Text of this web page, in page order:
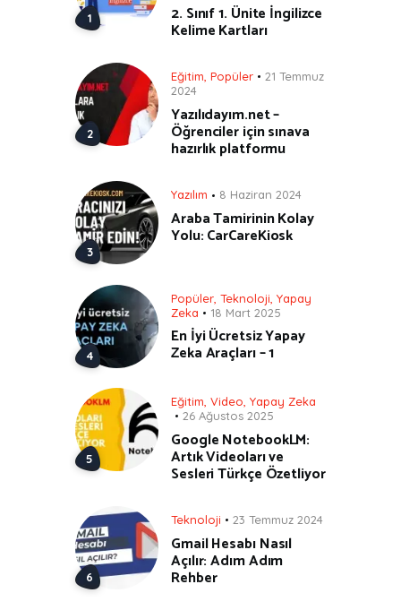
2. Sınıf 1. Ünite İngilizce
Kelime Kartları
Eğitim Popüler
21 Temmuz
2024
Yazılıdayım.net –
Öğrenciler için sınava
hazırlık platformu
Yazılım 8 Haziran 2024
Araba Tamirinin Kolay
Yolu: CarCareKiosk
Popüler Teknoloji Yapay
Zeka
18 Mart 2025
En İyi Ücretsiz Yapay
Zeka Araçları – 1
Eğitim Video Yapay Zeka
26 Ağustos 2025
Google NotebookLM:
Artık Videoları ve
Sesleri Türkçe Özetliyor
Teknoloji 23 Temmuz 2024
Gmail Hesabı Nasıl
Açılır: Adım Adım
Rehber